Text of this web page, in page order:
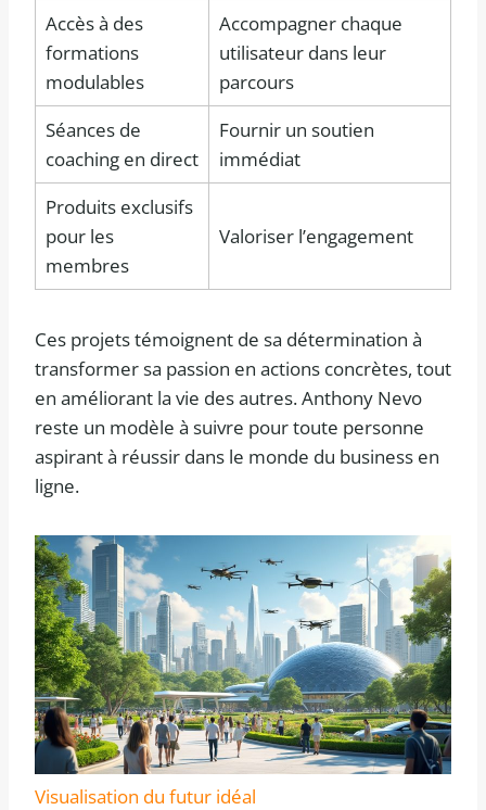
Accès à des
formations
modulables
Accompagner chaque
utilisateur dans leur
parcours
Séances de
coaching en direct
Fournir un soutien
immédiat
Produits exclusifs
pour les
membres
Valoriser l’engagement
Ces projets témoignent de sa détermination à
transformer sa passion en actions concrètes, tout
en améliorant la vie des autres. Anthony Nevo
reste un modèle à suivre pour toute personne
aspirant à réussir dans le monde du business en
ligne.
Visualisation du futur idéal